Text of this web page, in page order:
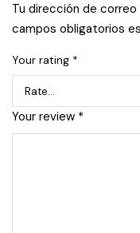
Tu dirección de
campos obligatorios
Your rating *
Your review *